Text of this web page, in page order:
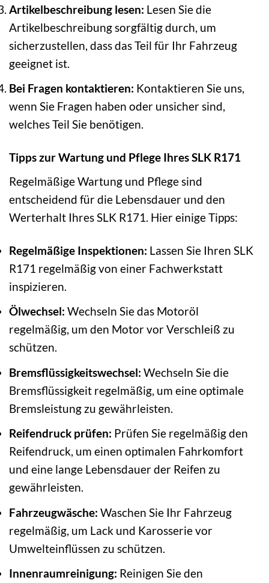
Artikelbeschreibung lesen: Lesen Sie die
Artikelbeschreibung sorgfältig durch, um
sicherzustellen, dass das Teil für Ihr Fahrzeug
geeignet ist.
Bei Fragen kontaktieren: Kontaktieren Sie uns,
wenn Sie Fragen haben oder unsicher sind,
welches Teil Sie benötigen.
Tipps zur Wartung und Pflege Ihres SLK R171
Regelmäßige Wartung und Pflege sind
entscheidend für die Lebensdauer und den
Werterhalt Ihres SLK R171. Hier einige Tipps:
Regelmäßige Inspektionen: Lassen Sie Ihren SLK
R171 regelmäßig von einer Fachwerkstatt
inspizieren.
Ölwechsel: Wechseln Sie das Motoröl
regelmäßig, um den Motor vor Verschleiß zu
schützen.
Bremsflüssigkeitswechsel: Wechseln Sie die
Bremsflüssigkeit regelmäßig, um eine optimale
Bremsleistung zu gewährleisten.
Reifendruck prüfen: Prüfen Sie regelmäßig den
Reifendruck, um einen optimalen Fahrkomfort
und eine lange Lebensdauer der Reifen zu
gewährleisten.
Fahrzeugwäsche: Waschen Sie Ihr Fahrzeug
regelmäßig, um Lack und Karosserie vor
Umwelteinflüssen zu schützen.
Innenraumreinigung: Reinigen Sie den